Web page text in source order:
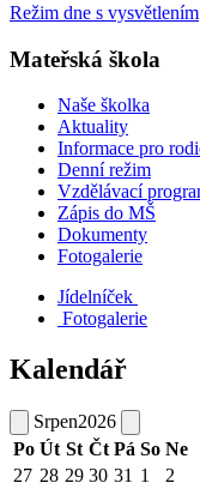
Režim dne s vysvětlením
Mateřská škola
Naše školka
Aktuality
Informace pro
Denní režim
Vzdělávací
Zápis do MŠ
Dokumenty
Fotogalerie
Jídelníček
Fotogalerie
Kalendář
Srpen2026
Po Út St Čt Pá So Ne
27 28 29 30 31 1 2